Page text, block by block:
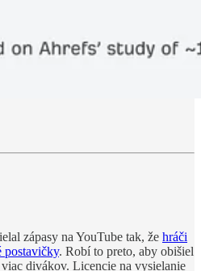
zápasy na YouTube tak, že hráči
postavičky. Robí to preto, aby obišiel
divákov. Licencie na vysielanie